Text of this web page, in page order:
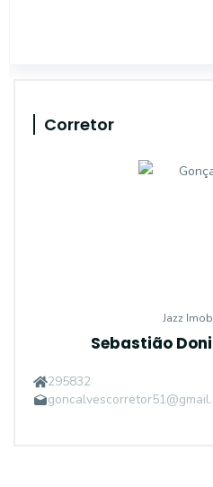
Corretor
Jazz
Sebastião
295832